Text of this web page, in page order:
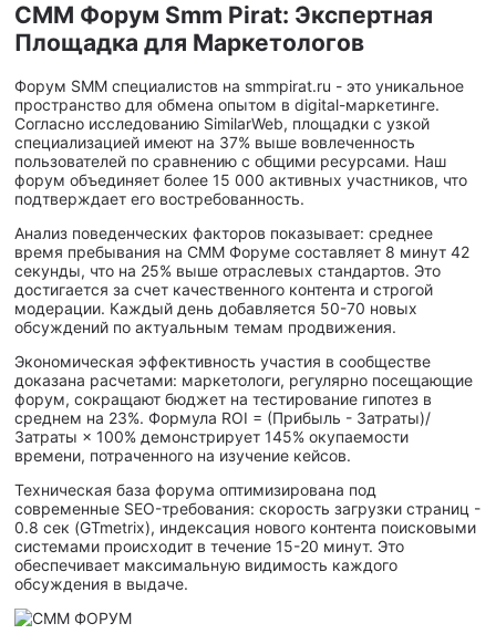
СММ Форум Smm Pirat: Экспертная
Площадка для Маркетологов
Форум SMM специалистов на smmpirat.ru - это уникальное
пространство для обмена опытом в digital-маркетинге.
Согласно исследованию SimilarWeb, площадки с узкой
специализацией имеют на 37% выше вовлеченность
пользователей по сравнению с общими ресурсами. Наш
форум объединяет более 15 000 активных участников, что
подтверждает его востребованность.
Анализ поведенческих факторов показывает: среднее
время пребывания на СММ Форуме составляет 8 минут 42
секунды, что на 25% выше отраслевых стандартов. Это
достигается за счет качественного контента и строгой
модерации. Каждый день добавляется 50-70 новых
обсуждений по актуальным темам продвижения.
Экономическая эффективность участия в сообществе
доказана расчетами: маркетологи, регулярно посещающие
форум, сокращают бюджет на тестирование гипотез в
среднем на 23%. Формула ROI = (Прибыль - Затраты)/
Затраты × 100% демонстрирует 145% окупаемости
времени, потраченного на изучение кейсов.
Техническая база форума оптимизирована под
современные SEO-требования: скорость загрузки страниц -
0.8 сек (GTmetrix), индексация нового контента поисковыми
системами происходит в течение 15-20 минут. Это
обеспечивает максимальную видимость каждого
обсуждения в выдаче.